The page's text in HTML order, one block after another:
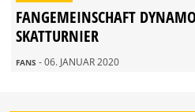
FANGEMEINSCHAFT
SKATTURNIER
FANS - 06. JANUAR 2020